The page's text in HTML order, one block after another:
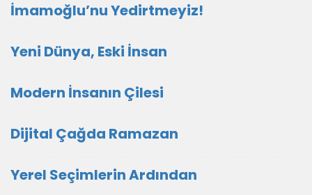
İmamoğlu’nu Yedirtmeyiz!
Yeni Dünya, Eski İnsan
Modern İnsanın Çilesi
Dijital Çağda Ramazan
Yerel Seçimlerin Ardından